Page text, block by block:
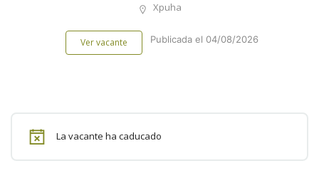
Xpuha
Ver vacante Publicada el 04/08/2026
La vacante ha caducado